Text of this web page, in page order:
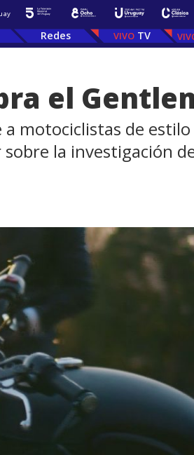
Redes TV
el
motociclistas de
la investigación